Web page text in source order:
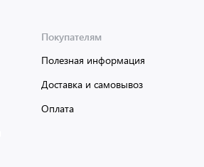
Покупателям
Полезная информация
Доставка и самовывоз
Оплата